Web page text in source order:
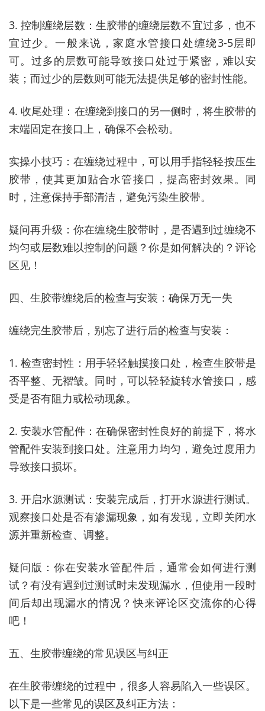
3. 控制缠绕层数：生胶带的缠绕层数不宜过多，也不
宜过少。一般来说，家庭水管接口处缠绕3-5层即
可。过多的层数可能导致接口处过于紧密，难以安
装；而过少的层数则可能无法提供足够的密封性能。
4. 收尾处理：在缠绕到接口的另一侧时，将生胶带的
末端固定在接口上，确保不会松动。
实操小技巧：在缠绕过程中，可以用手指轻轻按压生
胶带，使其更加贴合水管接口，提高密封效果。同
时，注意保持手部清洁，避免污染生胶带。
疑问再升级：你在缠绕生胶带时，是否遇到过缠绕不
均匀或层数难以控制的问题？你是如何解决的？评论
区见！
四、生胶带缠绕后的检查与安装：确保万无一失
缠绕完生胶带后，别忘了进行后的检查与安装：
1. 检查密封性：用手轻轻触摸接口处，检查生胶带是
否平整、无褶皱。同时，可以轻轻旋转水管接口，感
受是否有阻力或松动现象。
2. 安装水管配件：在确保密封性良好的前提下，将水
管配件安装到接口处。注意用力均匀，避免过度用力
导致接口损坏。
3. 开启水源测试：安装完成后，打开水源进行测试。
观察接口处是否有渗漏现象，如有发现，立即关闭水
源并重新检查、调整。
疑问版：你在安装水管配件后，通常会如何进行测
试？有没有遇到过测试时未发现漏水，但使用一段时
间后却出现漏水的情况？快来评论区交流你的心得
吧！
五、生胶带缠绕的常见误区与纠正
在生胶带缠绕的过程中，很多人容易陷入一些误区。
以下是一些常见的误区及纠正方法：